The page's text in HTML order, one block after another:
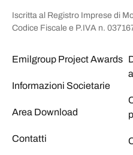
Iscritta al Registro Imprese di
Codice Fiscale e P.IVA n.
Emilgroup Project Awards
Informazioni Societarie
Area Download
Contatti